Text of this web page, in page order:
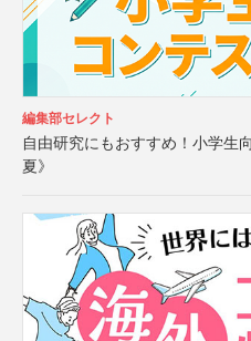
編集部セレクト
自由研究にもおすすめ！小学生
夏》